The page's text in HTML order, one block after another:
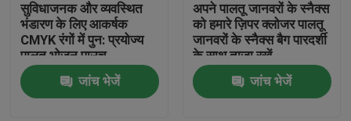
सुविधाजनक और व्यवस्थित
भंडारण के लिए आकर्षक
CMYK रंगों में पुन: प्रयोज्य
पालतू भोजन पाउच
जांच भेजें
अपने पालतू जानवरों के स्नैक्स
को हमारे ज़िपर क्लोजर पालतू
जानवरों के स्नैक्स बैग पारदर्शी
के साथ ताजा रखें
जांच भेजें